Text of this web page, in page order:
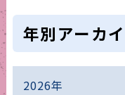
年別アーカ
2026年